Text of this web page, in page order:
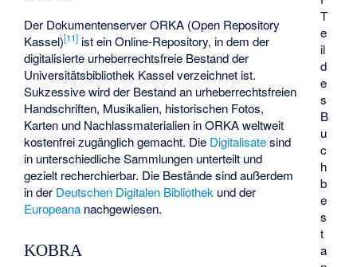
T
e
il
d
e
s
B
u
c
h
b
e
s
t
a
Der Dokumentenserver ORKA (Open Repository
Kassel)[11] ist ein Online-Repository, in dem der
digitalisierte urheberrechtsfreie Bestand der
Universitätsbibliothek Kassel verzeichnet ist.
Sukzessive wird der Bestand an urheberrechtsfreien
Handschriften, Musikalien, historischen Fotos,
Karten und Nachlassmaterialien in ORKA weltweit
kostenfrei zugänglich gemacht. Die Digitalisatesind
in unterschiedliche Sammlungen unterteilt und
gezielt recherchierbar. Die Bestände sind außerdem
in der Deutschen Digitalen Bibliothek und der
Europeana nachgewiesen.
KOBRA